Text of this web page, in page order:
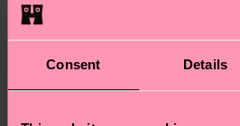
Consent Details